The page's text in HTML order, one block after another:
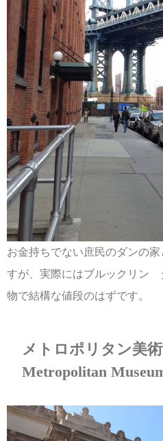
お金持ちでない庶民のダンの
すが、実際にはブルックリン
物で結構な値段のはずです。
メトロポリタン美
Metropolitan